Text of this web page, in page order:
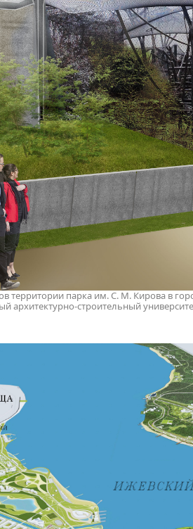
территории парка им. С. М. Кирова в
архитектурно-строительный